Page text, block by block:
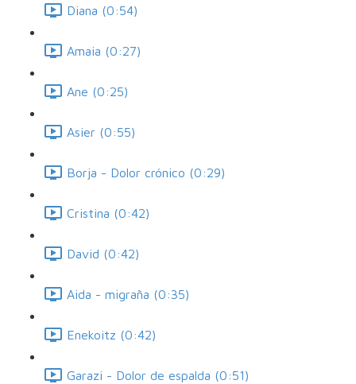
Diana (0:54)
Amaia (0:27)
Ane (0:25)
Asier (0:55)
Borja - Dolor crónico (0:29)
Cristina (0:42)
David (0:42)
Aida - migraña (0:35)
Enekoitz (0:42)
Garazi - Dolor de espalda (0:51)